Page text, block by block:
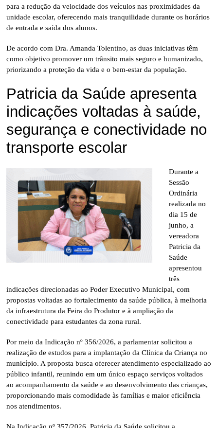
para a redução da velocidade dos veículos nas proximidades da
unidade escolar, oferecendo mais tranquilidade durante os horários
de entrada e saída dos alunos.
De acordo com Dra. Amanda Tolentino, as duas iniciativas têm
como objetivo promover um trânsito mais seguro e humanizado,
priorizando a proteção da vida e o bem-estar da população.
Patricia da Saúde apresenta
indicações voltadas à saúde,
segurança e conectividade no
transporte escolar
Durante a
Sessão
Ordinária
realizada no
dia 15 de
junho, a
vereadora
Patricia da
Saúde
apresentou
três
indicações direcionadas ao Poder Executivo Municipal, com
propostas voltadas ao fortalecimento da saúde pública, à melhoria
da infraestrutura da Feira do Produtor e à ampliação da
conectividade para estudantes da zona rural.
Por meio da Indicação nº 356/2026, a parlamentar solicitou a
realização de estudos para a implantação da Clínica da Criança no
município. A proposta busca oferecer atendimento especializado ao
público infantil, reunindo em um único espaço serviços voltados
ao acompanhamento da saúde e ao desenvolvimento das crianças,
proporcionando mais comodidade às famílias e maior eficiência
nos atendimentos.
Na Indicação nº 357/2026, Patricia da Saúde solicitou a